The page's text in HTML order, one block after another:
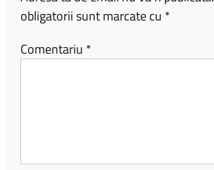
obligatorii sunt marcate cu *
Comentariu *